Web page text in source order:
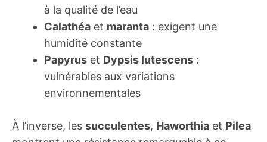
à la qualité de l’eau
Calathéa et maranta : exigent une
humidité constante
Papyrus et Dypsis lutescens :
vulnérables aux variations
environnementales
À l’inverse, les succulentes, Haworthia et Pilea